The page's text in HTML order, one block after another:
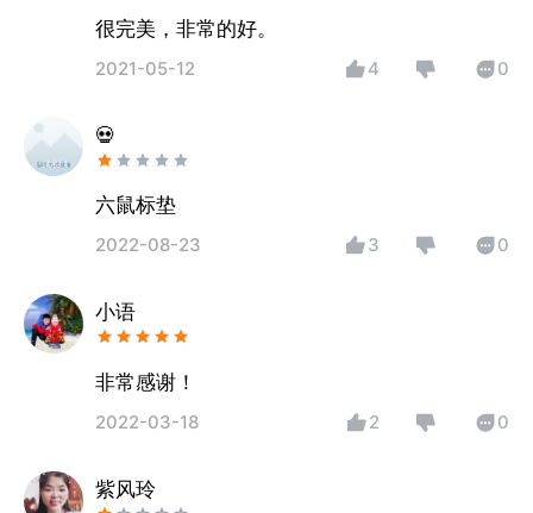
很完美，非常的好。
2021-05-12 4 0
💀
六鼠标垫
2022-08-23 3 0
小语
非常感谢！
2022-03-18 2 0
紫风玲